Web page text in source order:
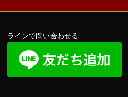
ラインで問い合わせる